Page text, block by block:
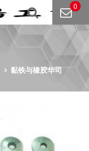
0
黏铁与橡胶华司